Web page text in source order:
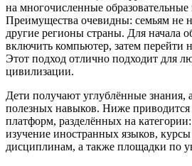
на многочисленные
Преимущества очевидны: семьям не
другие регионы страны. Для начала
включить компьютер, затем перейти
Этот подход отлично подходит для
цивилизации.
Дети получают углублённые знания,
полезных навыков. Ниже приводится
платформ, разделённых на
изучение иностранных языков,
дисциплинам, а также площадки по